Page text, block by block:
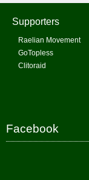
Supporters
Raelian Movement
GoTopless
Clitoraid
Facebook